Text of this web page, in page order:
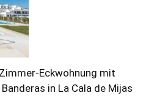
Eckwohnung mit
in La Cala de Mijas